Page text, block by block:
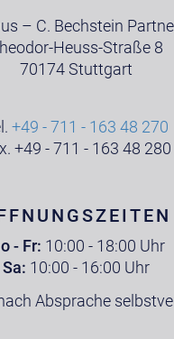
– C. Bechstein
Heuss-Straße 8
70174 Stuttgart
+49 - 711 - 163 48 270
+49 - 711 - 163 48 280
- Fr: 10:00 - 18:00 Uhr
Sa: 10:00 - 16:00 Uhr
Absprache